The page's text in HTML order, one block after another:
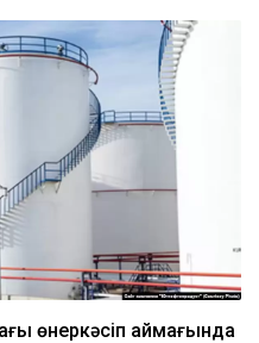
өнеркәсіп аймағында